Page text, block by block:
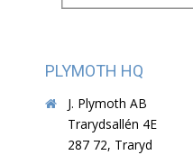
PLYMOTH HQ
J. Plymoth AB
Trarydsallén 4E
287 72, Traryd